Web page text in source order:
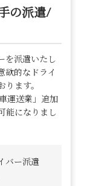
の派遣/
を派遣いたし
欲的なドライ
ます。
運送業」追加
能になりまし
バー派遣